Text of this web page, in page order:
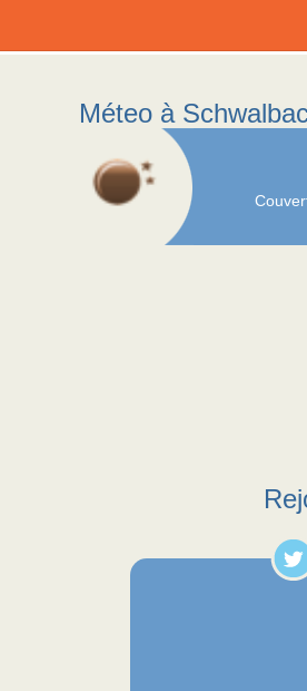
Méteo à